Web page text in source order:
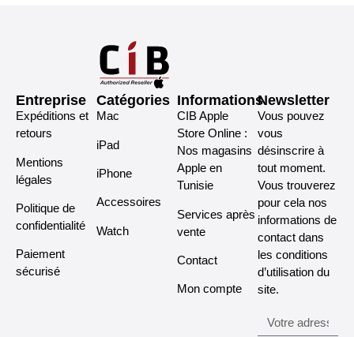
Entreprise
Expéditions et
retours
Mentions
légales
Politique de
confidentialité
Paiement
sécurisé
Catégories
Mac
iPad
iPhone
Accessoires
Watch
Informations
CIB Apple
Store Online :
Nos magasins
Apple en
Tunisie
Services après
vente
Contact
Mon compte
Newsletter
Vous pouvez
vous
désinscrire à
tout moment.
Vous trouverez
pour cela nos
informations de
contact dans
les conditions
d’utilisation du
site.